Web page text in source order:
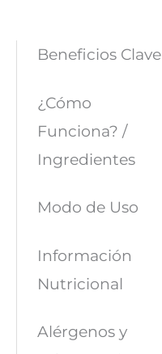
Beneficios Clave
¿Cómo
Funciona? /
Ingredientes
Modo de Uso
Información
Nutricional
Alérgenos y